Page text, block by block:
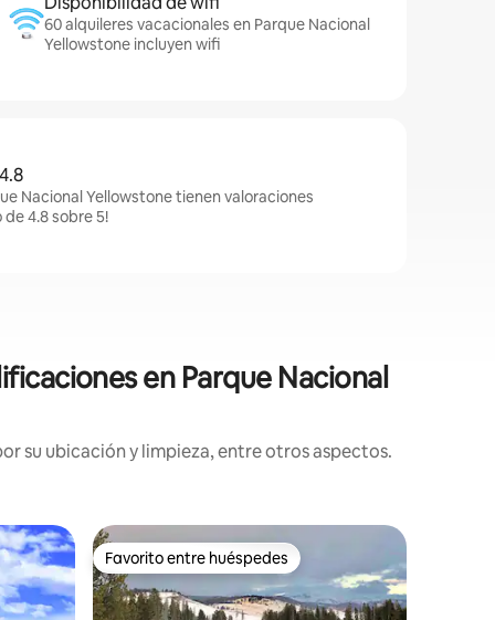
60 alquileres vacacionales en Parque Nacional
Yellowstone incluyen wifi
Nacional Yellowstone tienen valoraciones
4.8 sobre 5!
en Parque Nacional
su ubicación y limpieza, entre otros aspectos.
Favorito entre huéspedes
Favorito entre huéspedes